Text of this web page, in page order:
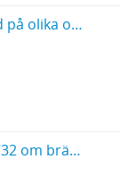
Kollekterna. (Även uppdelad på olika orter.)
Carl Solanders memorial 1732 om brännvinsförbud